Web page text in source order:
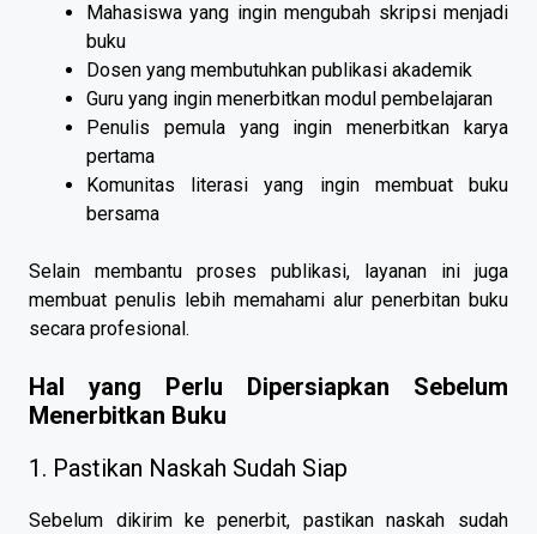
Mahasiswa yang ingin mengubah skripsi menjadi
buku
Dosen yang membutuhkan publikasi akademik
Guru yang ingin menerbitkan modul pembelajaran
Penulis pemula yang ingin menerbitkan karya
pertama
Komunitas literasi yang ingin membuat buku
bersama
Selain membantu proses publikasi, layanan ini juga
membuat penulis lebih memahami alur penerbitan buku
secara profesional.
Hal yang Perlu Dipersiapkan Sebelum
Menerbitkan Buku
1. Pastikan Naskah Sudah Siap
Sebelum dikirim ke penerbit, pastikan naskah sudah